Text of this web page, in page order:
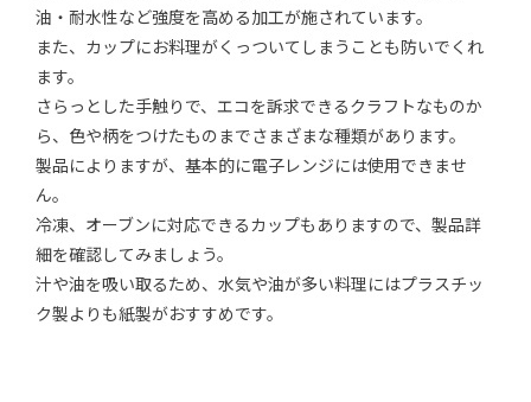
油・耐水性など強度を高める加工が施されています。
また、カップにお料理がくっついてしまうことも防いでくれ
ます。
さらっとした手触りで、エコを訴求できるクラフトなものか
ら、色や柄をつけたものまでさまざまな種類があります。
製品によりますが、基本的に電子レンジには使用できませ
ん。
冷凍、オーブンに対応できるカップもありますので、製品詳
細を確認してみましょう。
汁や油を吸い取るため、水気や油が多い料理にはプラスチッ
ク製よりも紙製がおすすめです。